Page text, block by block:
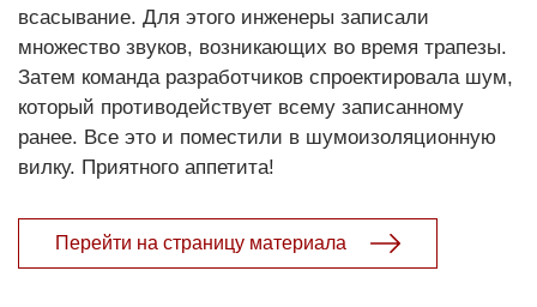
всасывание. Для этого инженеры записали
множество звуков, возникающих во время трапезы.
Затем команда разработчиков спроектировала шум,
который противодействует всему записанному
ранее. Все это и поместили в шумоизоляционную
вилку. Приятного аппетита!
Перейти на страницу материала